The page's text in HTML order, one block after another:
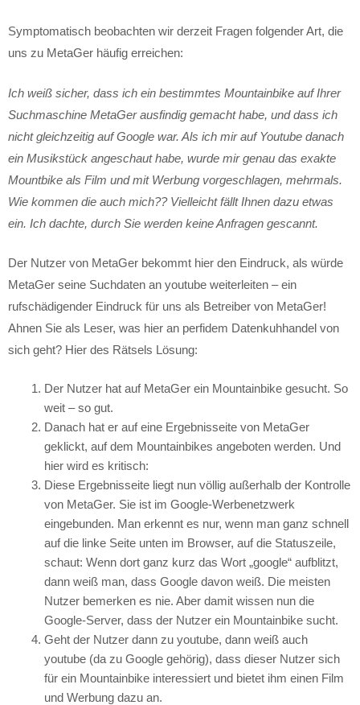
Symptomatisch beobachten wir derzeit Fragen folgender Art, die
uns zu MetaGer häufig erreichen:
Ich weiß sicher, dass ich ein bestimmtes Mountainbike auf Ihrer
Suchmaschine MetaGer ausfindig gemacht habe, und dass ich
nicht gleichzeitig auf Google war. Als ich mir auf Youtube danach
ein Musikstück angeschaut habe, wurde mir genau das exakte
Mountbike als Film und mit Werbung vorgeschlagen, mehrmals.
Wie kommen die auch mich?? Vielleicht fällt Ihnen dazu etwas
ein. Ich dachte, durch Sie werden keine Anfragen gescannt.
Der Nutzer von MetaGer bekommt hier den Eindruck, als würde
MetaGer seine Suchdaten an youtube weiterleiten – ein
rufschädigender Eindruck für uns als Betreiber von MetaGer!
Ahnen Sie als Leser, was hier an perfidem Datenkuhhandel von
sich geht? Hier des Rätsels Lösung:
Der Nutzer hat auf MetaGer ein Mountainbike gesucht. So
weit – so gut.
Danach hat er auf eine Ergebnisseite von MetaGer
geklickt, auf dem Mountainbikes angeboten werden. Und
hier wird es kritisch:
Diese Ergebnisseite liegt nun völlig außerhalb der Kontrolle
von MetaGer. Sie ist im Google-Werbenetzwerk
eingebunden. Man erkennt es nur, wenn man ganz schnell
auf die linke Seite unten im Browser, auf die Statuszeile,
schaut: Wenn dort ganz kurz das Wort „google“ aufblitzt,
dann weiß man, dass Google davon weiß. Die meisten
Nutzer bemerken es nie. Aber damit wissen nun die
Google-Server, dass der Nutzer ein Mountainbike sucht.
Geht der Nutzer dann zu youtube, dann weiß auch
youtube (da zu Google gehörig), dass dieser Nutzer sich
für ein Mountainbike interessiert und bietet ihm einen Film
und Werbung dazu an.